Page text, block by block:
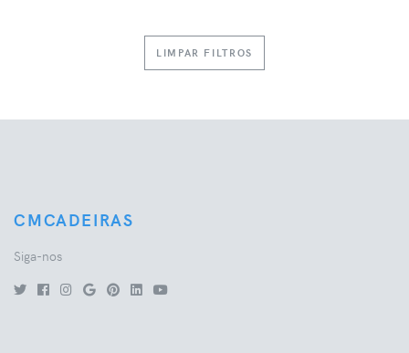
LIMPAR FILTROS
CMCADEIRAS
Siga-nos